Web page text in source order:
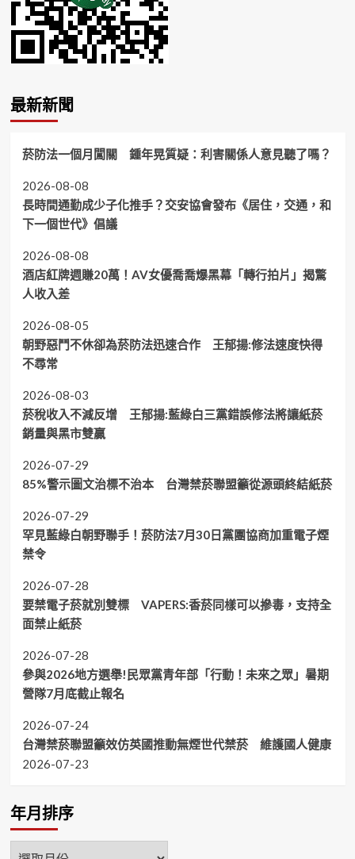
最新新聞
菸防法一個月闖關 鍾年晃質疑：利害關係人意見聽了嗎？
2026-08-08
長時間通勤成少子化推手？交安協會發布《居住，交通，和
下一個世代》倡議
2026-08-08
酒店紅牌週賺20萬！AV女優喬喬爆黑幕「轉行拍片」揭驚
人收入差
2026-08-05
朝野惡鬥不休卻為菸防法迅速合作 王郁揚:修法速度快得
不尋常
2026-08-03
菸稅收入不減反增 王郁揚:藍綠白三黨錯誤修法將讓紙菸
銷量與黑市雙贏
2026-07-29
85%警示圖文治標不治本 台灣禁菸聯盟籲從源頭終結紙菸
2026-07-29
罕見藍綠白朝野聯手！菸防法7月30日黨團協商加重電子煙
禁令
2026-07-28
要禁電子菸就別雙標 VAPERS:香菸同樣可以摻毒，支持全
面禁止紙菸
2026-07-28
參與2026地方選舉!民眾黨青年部「行動！未來之眾」暑期
營隊7月底截止報名
2026-07-24
台灣禁菸聯盟籲效仿英國推動無煙世代禁菸 維護國人健康
2026-07-23
年月排序
年